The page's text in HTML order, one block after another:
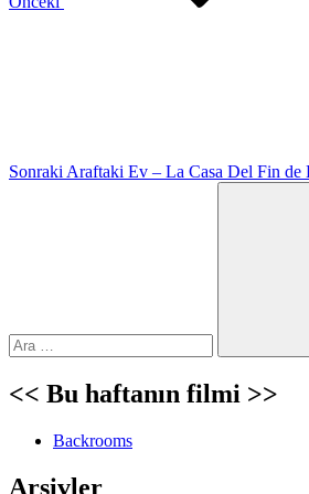
Sonraki Araftaki Ev – La Casa Del Fin de
<< Bu haftanın filmi >>
Backrooms
Arşivler